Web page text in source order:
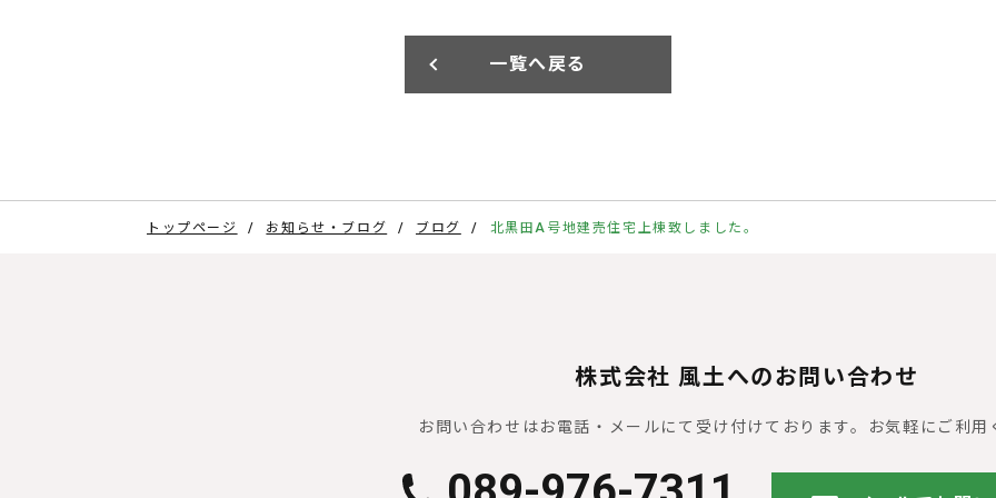
一覧へ戻る
トップページ お知らせ・ブログ ブログ 北黒田A号地建売住宅上棟致しました。
株式会社 風土へのお問い合わせ
お問い合わせはお電話・メールにて受け付けております。 お気軽にご利用